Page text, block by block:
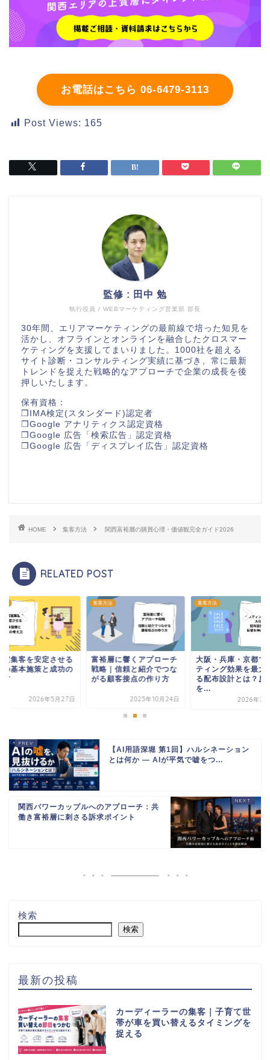
お電話はこちら 06-6479-3113
Post Views: 165
執行役員 / WEBマーケティング営業部 部長
監修 : 田中 勉
30年間、エリアマーケティングの最前線で培った知見を
活かし、オフラインとオンラインを融合したクロスマー
ケティングを支援してまいりました。1000社を超える
サイト診断・コンサルティング実績に基づき、常に最新
トレンドを捉えた戦略的なアプローチで企業の成長を後
押しいたします。
保有資格：
❒IMA検定(スタンダード)認定者
❒Google アナリティクス認定資格
❒Google 広告「検索広告」認定資格
❒Google 広告「ディスプレイ広告」認定資格
HOME 集客方法 関西富裕層の購買心理・価値観完全ガイド2026
RELATED POST
室集客を安定させる
の基本施策と成功の
方
2026年5月27日
集客方法
富裕層に響くアプローチ
戦略｜信頼と紹介でつな
がる顧客接点の作り方
2025年10月24日
集客方法
大阪・兵庫・京都で
ティング効果を最大
る配布設計とは？反
を...
2026年3
【AI用語深堀 第1回】ハルシネーション
とは何か ― AIが平気で嘘をつ...
関西パワーカップルへのアプローチ：共
働き富裕層に刺さる訴求ポイント
検索
検索
最新の投稿
カーディーラーの集客｜子育て世
帯が車を買い替えるタイミングを
捉える